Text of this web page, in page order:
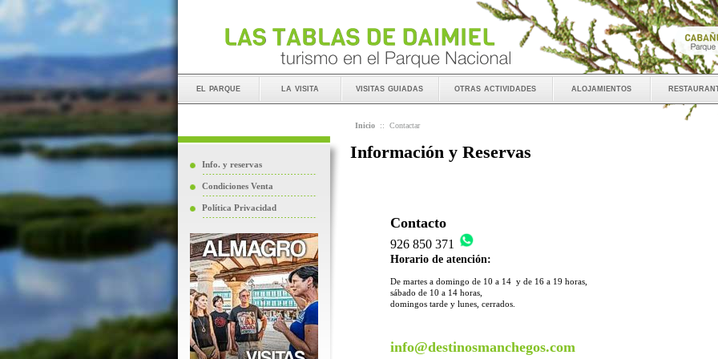
el parque la visita visitas guiadas otras actividades alojamientos
Info. y reservas
Condiciones Venta
Política Privacidad
Inicio :: Contactar
Información y Reservas
Contacto
926 850 371
Horario de atención:
De martes a domingo de 10 a 14 y de 16 a 19 horas,
sábado de 10 a 14 horas,
domingos tarde y lunes, cerrados.
info@destinosmanchegos.com